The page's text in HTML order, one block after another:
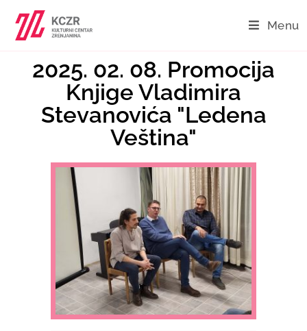
Menu
2025. 02. 08. Promocija
Knjige Vladimira
Stevanovića "Ledena
Veština"